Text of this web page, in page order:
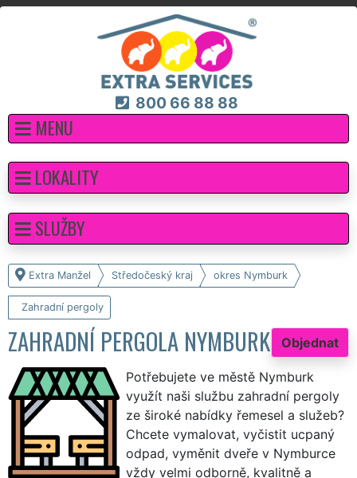
800 66 88 88
MENU
Extra Manžel Středočeský kraj okres Nymburk
Zahradní pergoly
Objednat
ZAHRADNÍ PERGOLA NYMBURK
Potřebujete ve městě Nymburk
využít naši službu zahradní pergoly
ze široké nabídky řemesel a služeb?
Chcete vymalovat, vyčistit ucpaný
odpad, vyměnit dveře v Nymburce
vždy velmi odborně, kvalitně a
LOKALITY
SLUŽBY